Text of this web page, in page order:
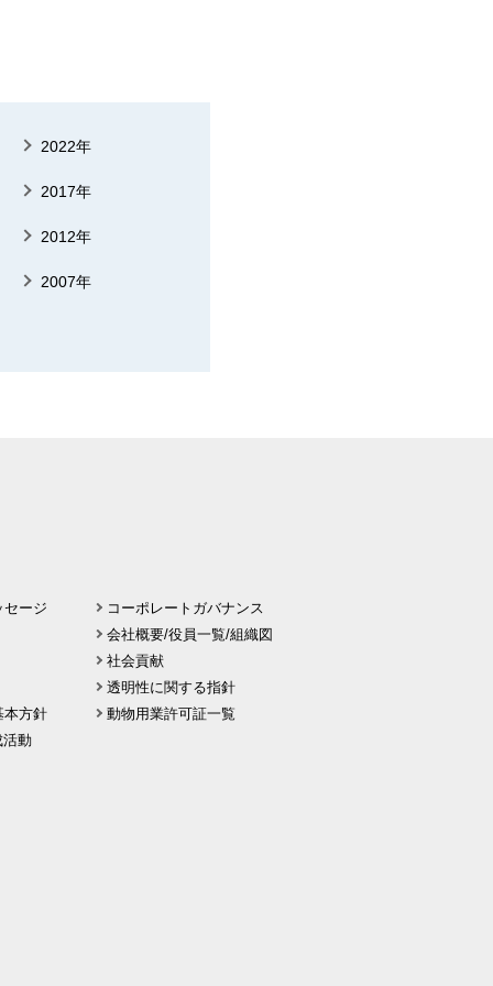
2022年
2017年
2012年
2007年
セージ
コーポレートガバナンス
会社概要/役員一覧/組織図
社会貢献
透明性に関する指針
本方針
動物用業許可証一覧
活動